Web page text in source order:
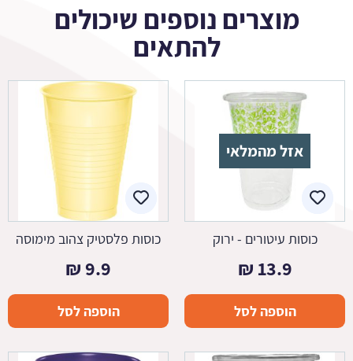
מוצרים נוספים שיכולים
להתאים
אזל מהמלאי
כוסות עיטורים - ירוק
13.9
₪
הוספה לסל
כוסות פלסטיק צהוב מימוסה
9.9
₪
הוספה לסל